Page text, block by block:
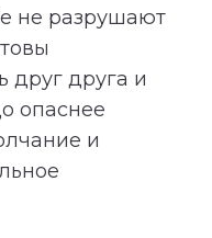
не разрушают
друг друга и
опаснее
и